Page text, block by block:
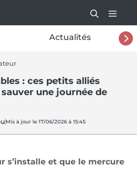
Actualités
: ces petits alliés
une journée de
Mis à jour le 17/06/2026 à 15:45
s’installe et que le mercure